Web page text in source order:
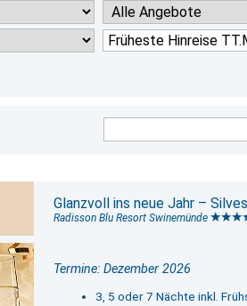
Glanzvoll ins neue Jahr –
Radisson Blu Resort Swinemünde
Termine: Dezember 2026
3, 5 oder 7 Nächte inkl.